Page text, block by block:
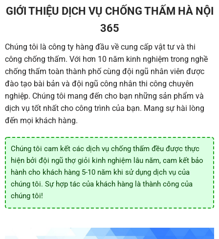
GIỚI THIỆU DỊCH VỤ CHỐNG THẤM HÀ NỘI
365
Chúng tôi là công ty hàng đầu về cung cấp vật tư và thi
công chống thấm. Với hơn 10 năm kinh nghiệm trong nghề
chống thấm toàn thành phố cùng đội ngũ nhân viên được
đào tạo bài bản và đội ngũ công nhân thi công chuyên
nghiệp. Chúng tôi mang đến cho bạn những sản phẩm và
dịch vụ tốt nhất cho công trình của bạn. Mang sự hài lòng
đến mọi khách hàng.
Chúng tôi cam kết các dịch vụ chống thấm đều được thực
hiện bởi đội ngũ thợ giỏi kinh nghiệm lâu năm, cam kết bảo
hành cho khách hàng 5-10 năm khi sử dụng dịch vụ của
chúng tôi. Sự hợp tác của khách hàng là thành công của
chúng tôi!